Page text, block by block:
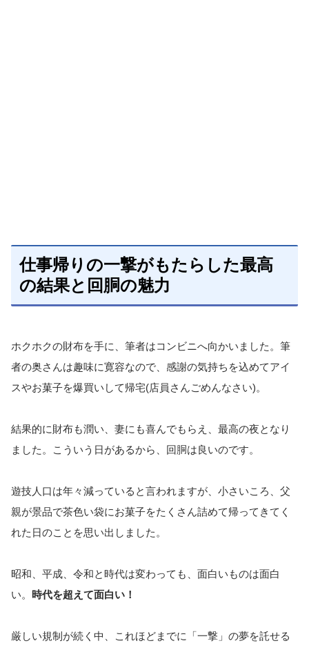
仕事帰りの一撃がもたらした最高
の結果と回胴の魅力
ホクホクの財布を手に、筆者はコンビニへ向かいました。筆
者の奥さんは趣味に寛容なので、感謝の気持ちを込めてアイ
スやお菓子を爆買いして帰宅(店員さんごめんなさい)。
結果的に財布も潤い、妻にも喜んでもらえ、最高の夜となり
ました。こういう日があるから、回胴は良いのです。
遊技人口は年々減っていると言われますが、小さいころ、父
親が景品で茶色い袋にお菓子をたくさん詰めて帰ってきてく
れた日のことを思い出しました。
昭和、平成、令和と時代は変わっても、面白いものは面白
い。 時代を超えて面白い！
厳しい規制が続く中、これほどまでに「一撃」の夢を託せる